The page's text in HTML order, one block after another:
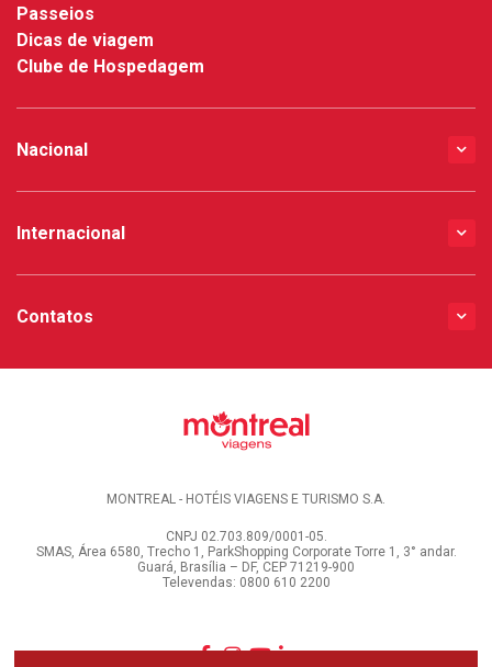
Passeios
Dicas de viagem
Clube de Hospedagem
Nacional
Internacional
Contatos
MONTREAL - HOTÉIS VIAGENS E TURISMO S.A.
CNPJ 02.703.809/0001-05.
SMAS, Área 6580, Trecho 1, ParkShopping Corporate Torre 1, 3° andar.
Guará, Brasília – DF, CEP 71219-900
Televendas: 0800 610 2200